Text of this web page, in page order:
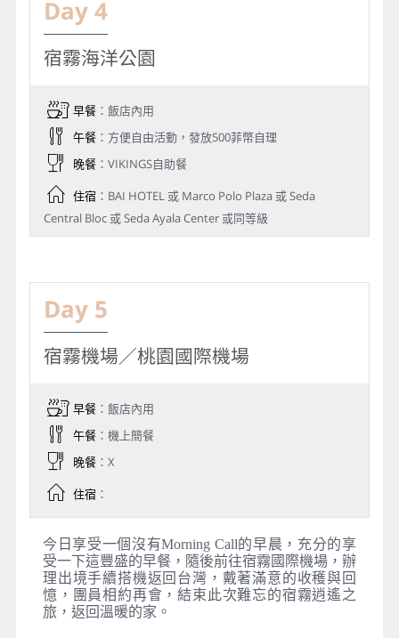
Day 4
宿霧海洋公園
早餐：飯店內用
午餐：方便自由活動，發放500菲幣自理
晚餐：VIKINGS自助餐
住宿：BAI HOTEL 或 Marco Polo Plaza 或 Seda
Central Bloc 或 Seda Ayala Center 或同等級
Day 5
宿霧機場／桃園國際機場
早餐：飯店內用
午餐：機上簡餐
晚餐：X
住宿：
今日享受一個沒有Morning Call的早晨，充分的享
受一下這豐盛的早餐，隨後前往宿霧國際機場，辦
理出境手續搭機返回台灣，戴著滿意的收穫與回
憶，團員相約再會，結束此次難忘的宿霧逍遙之
旅，返回溫暖的家。